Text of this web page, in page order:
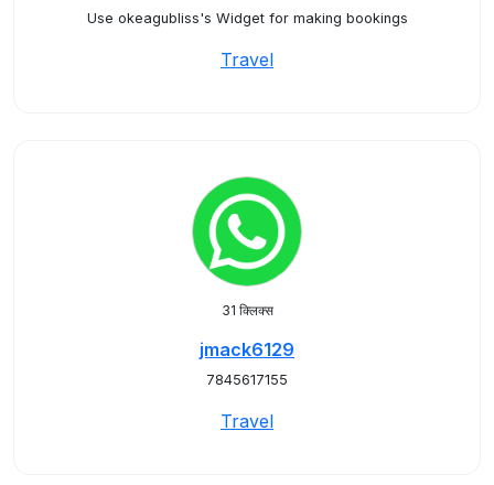
Use okeagubliss's Widget for making bookings
Travel
31 क्लिक्स
jmack6129
7845617155
Travel